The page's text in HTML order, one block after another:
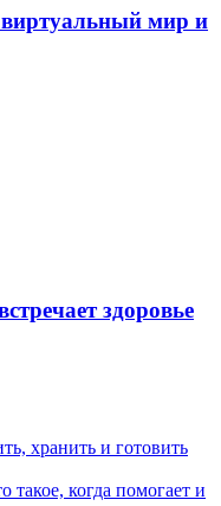
мир и
здоровье
хранить и готовить
такое, когда помогает и